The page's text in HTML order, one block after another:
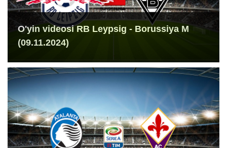
O'yin videosi RB Leypsig - Borussiya M
(09.11.2024)